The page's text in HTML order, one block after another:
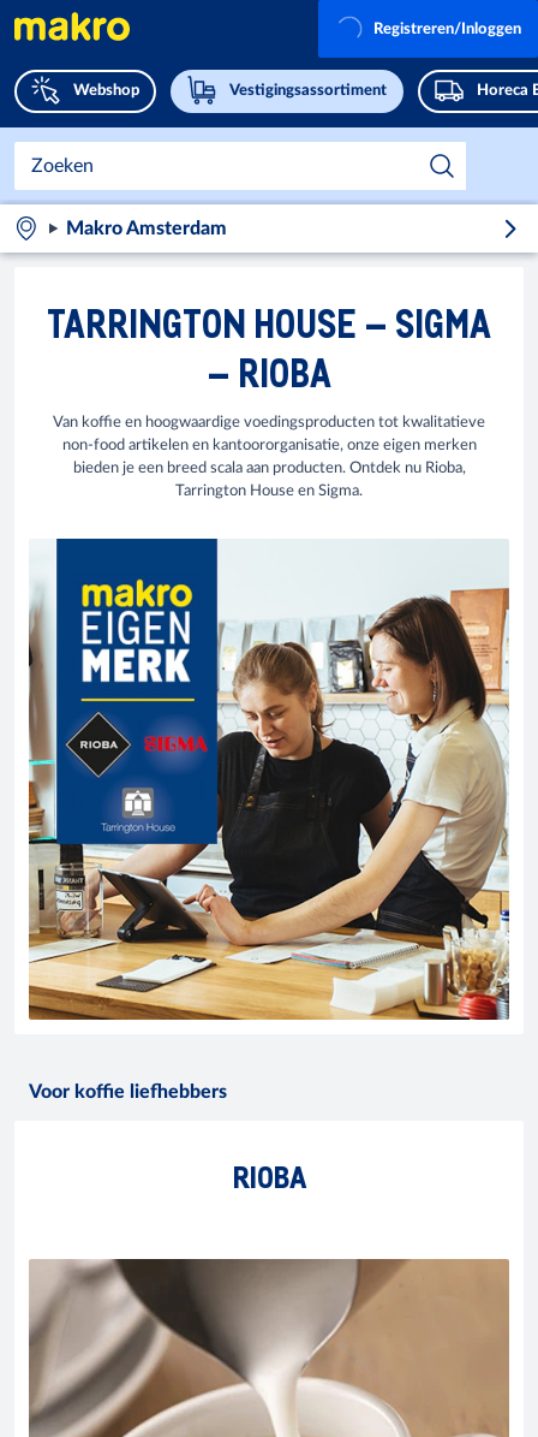
Webshop Vestigingsassortiment Horeca
Registreren/Inloggen
Makro Amsterdam
TARRINGTON HOUSE – SIGMA
– RIOBA
Van koffie en hoogwaardige voedingsproducten tot kwalitatieve
non-food artikelen en kantoororganisatie, onze eigen merken
bieden je een breed scala aan producten. Ontdek nu Rioba,
Tarrington House en Sigma.
Voor koffie liefhebbers
RIOBA